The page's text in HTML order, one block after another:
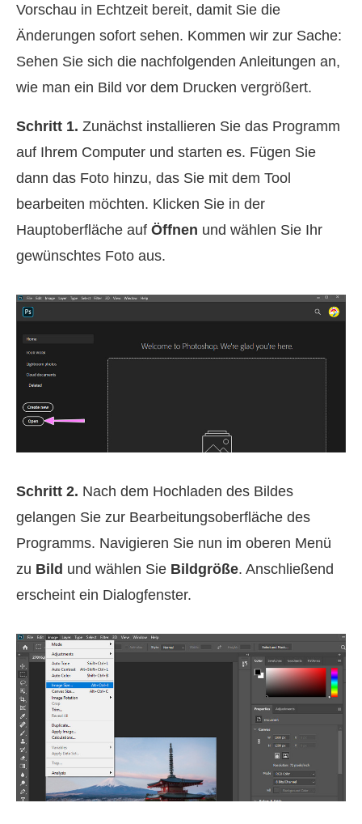
Vorschau in Echtzeit bereit, damit Sie die
Änderungen sofort sehen. Kommen wir zur Sache:
Sehen Sie sich die nachfolgenden Anleitungen an,
wie man ein Bild vor dem Drucken vergrößert.
Schritt 1. Zunächst installieren Sie das Programm
auf Ihrem Computer und starten es. Fügen Sie
dann das Foto hinzu, das Sie mit dem Tool
bearbeiten möchten. Klicken Sie in der
Hauptoberfläche auf Öffnen und wählen Sie Ihr
gewünschtes Foto aus.
Schritt 2. Nach dem Hochladen des Bildes
gelangen Sie zur Bearbeitungsoberfläche des
Programms. Navigieren Sie nun im oberen Menü
zu Bild und wählen Sie Bildgröße. Anschließend
erscheint ein Dialogfenster.